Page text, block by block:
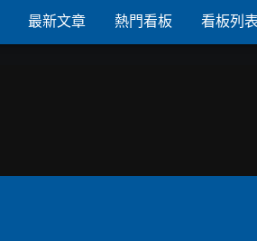
最新文章 熱門看板 看板列表